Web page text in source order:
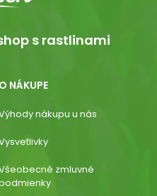
s rastlinami
O NÁKUPE
nákupu u nás
zmluvné